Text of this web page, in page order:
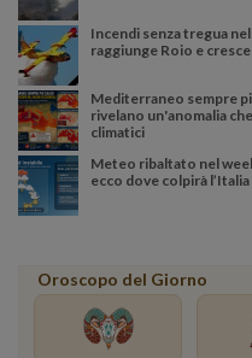
Incendi senza tregua
raggiunge Roio e
Mediterraneo sempre
rivelano un'anomalia
climatici
Meteo ribaltato nel
ecco dove colpirà
Oroscopo del Giorno